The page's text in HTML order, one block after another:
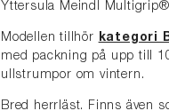
Yttersula Meindl
Modellen tillhör kategori
med packning på upp till
ullstrumpor om vintern.
Bred herrläst. Finns även